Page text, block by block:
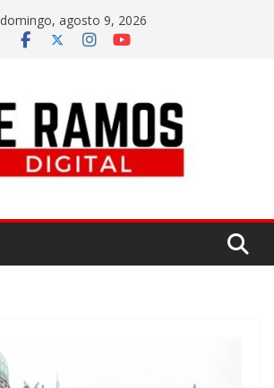
domingo, agosto 9, 2026